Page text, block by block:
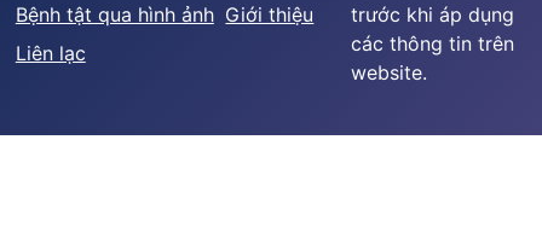
Bệnh tật qua hình ảnh Giới thiệu
Liên lạc
trước khi áp dụng
các thông tin trên
website.